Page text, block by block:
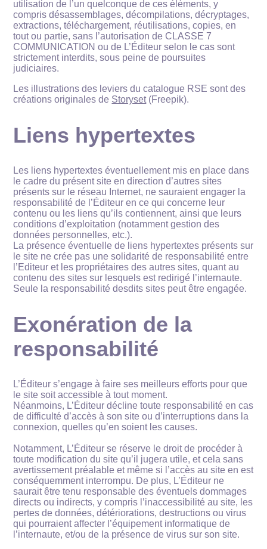
utilisation de l’un quelconque de ces éléments, y
compris désassemblages, décompilations, décryptages,
extractions, téléchargement, réutilisations, copies, en
tout ou partie, sans l’autorisation de CLASSE 7
COMMUNICATION ou de L’Éditeur selon le cas sont
strictement interdits, sous peine de poursuites
judiciaires.
Les illustrations des leviers du catalogue RSE sont des
créations originales de Storyset(Freepik).
Liens hypertextes
Les liens hypertextes éventuellement mis en place dans
le cadre du présent site en direction d’autres sites
présents sur le réseau Internet, ne sauraient engager la
responsabilité de l’Éditeur en ce qui concerne leur
contenu ou les liens qu’ils contiennent, ainsi que leurs
conditions d’exploitation (notamment gestion des
données personnelles, etc.).
La présence éventuelle de liens hypertextes présents sur
le site ne crée pas une solidarité de responsabilité entre
l’Editeur et les propriétaires des autres sites, quant au
contenu des sites sur lesquels est redirigé l’internaute.
Seule la responsabilité desdits sites peut être engagée.
Exonération de la
responsabilité
L’Éditeur s’engage à faire ses meilleurs efforts pour que
le site soit accessible à tout moment.
Néanmoins, L’Éditeur décline toute responsabilité en cas
de difficulté d’accès à son site ou d’interruptions dans la
connexion, quelles qu’en soient les causes.
Notamment, L’Éditeur se réserve le droit de procéder à
toute modification du site qu’il jugera utile, et cela sans
avertissement préalable et même si l’accès au site en est
conséquemment interrompu. De plus, L’Éditeur ne
saurait être tenu responsable des éventuels dommages
directs ou indirects, y compris l’inaccessibilité au site, les
pertes de données, détériorations, destructions ou virus
qui pourraient affecter l’équipement informatique de
l’internaute, et/ou de la présence de virus sur son site.